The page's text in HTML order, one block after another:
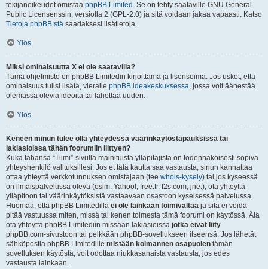
tekijänoikeudet omistaa phpBB Limited . Se on tehty saataville GNU General
Public Licensenssin, versiolla 2 (GPL-2.0) ja sitä voidaan jakaa vapaasti. Katso
Tietoja phpBB:stä saadaksesi lisätietoja.
Ylös
Miksi ominaisuutta X ei ole saatavilla?
Tämä ohjelmisto on phpBB Limitedin kirjoittama ja lisensoima. Jos uskot, että
ominaisuus tulisi lisätä, vieraile phpBB ideakeskuksessa, jossa voit äänestää
olemassa olevia ideoita tai lähettää uuden.
Ylös
Keneen minun tulee olla yhteydessä väärinkäytöstapauksissa tai
lakiasioissa tähän foorumiin liittyen?
Kuka tahansa “Tiimi”-sivulla mainituista ylläpitäjistä on todennäköisesti sopiva
yhteyshenkilö valituksillesi. Jos et tätä kautta saa vastausta, sinun kannattaa
ottaa yhteyttä verkkotunnuksen omistajaan (tee whois-kysely) tai jos kyseessä
on ilmaispalvelussa oleva (esim. Yahoo!, free.fr, f2s.com, jne.), ota yhteyttä
ylläpitoon tai väärinkäytöksistä vastaavaan osastoon kyseisessä palvelussa.
Huomaa, että phpBB Limitedillä ei ole lainkaan toimivaltaa ja sitä ei voida
pitää vastuussa miten, missä tai kenen toimesta tämä foorumi on käytössä. Älä
ota yhteyttä phpBB Limitediin missään lakiasioissa jotka eivät liity
phpBB.com-sivustoon tai pelkkään phpBB-sovellukseen itseensä. Jos lähetät
sähköpostia phpBB Limitedille mistään kolmannen osapuolen tämän
sovelluksen käytöstä, voit odottaa niukkasanaista vastausta, jos edes
vastausta lainkaan.